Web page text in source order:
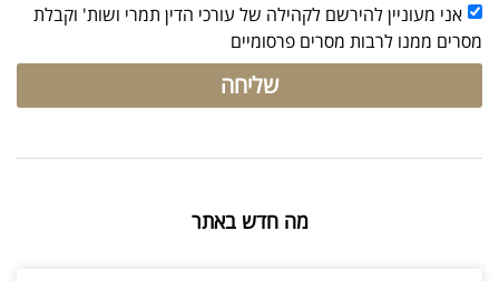
אני מעוניין להירשם לקהילה של עורכי הדין תמרי ושות' וקבלת
מסרים ממנו לרבות מסרים פרסומיים
שליחה
מה חדש באתר